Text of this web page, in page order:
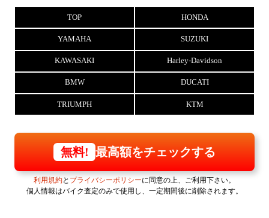
TOP HONDA
YAMAHA SUZUKI
KAWASAKI Harley-Davidson
BMW DUCATI
TRIUMPH KTM
無料! 最高額をチェックする
利用規約と プライバシーポリシーに同意の上、ご利用下さい。
個人情報はバイク査定のみで使用し、一定期間後に削除されます。